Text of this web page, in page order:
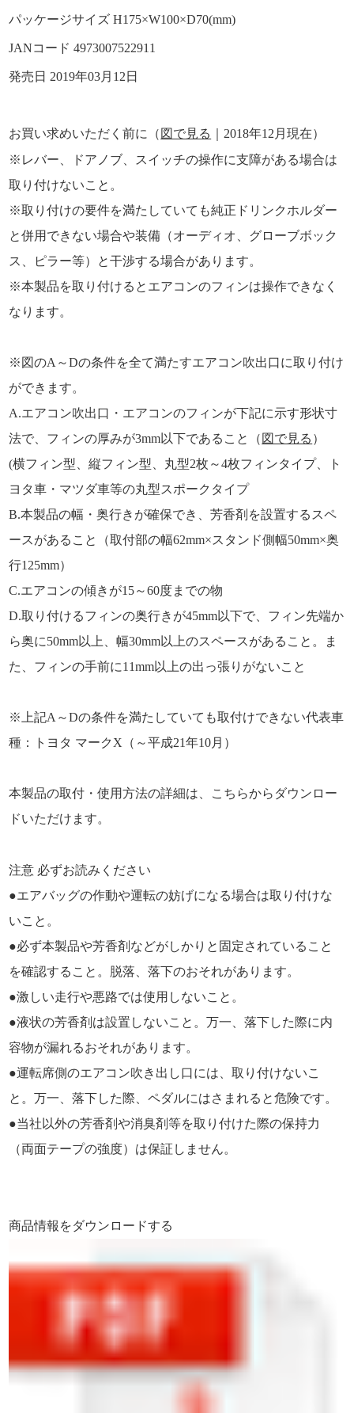
パッケージサイズ H175×W100×D70(mm)
JANコード 4973007522911
発売日 2019年03月12日
お買い求めいただく前に （ 図で見る
｜2018年12月現在）
※レバー、ドアノブ、スイッチの操作に支障がある場合は
取り付けないこと。
※取り付けの要件を満たしていても純正ドリンクホルダー
と併用できない場合や装備（オーディオ、グローブボック
ス、ピラー等）と干渉する場合があります。
※本製品を取り付けるとエアコンのフィンは操作できなく
なります。
※図のA～Dの条件を全て満たすエアコン吹出口に取り付け
ができます。
A.エアコン吹出口・エアコンのフィンが下記に示す形状寸
法で、フィンの厚みが3mm以下であること（ 図で見る ）
(横フィン型、縦フィン型、丸型2枚～4枚フィンタイプ、ト
ヨタ車・マツダ車等の丸型スポークタイプ
B.本製品の幅・奥行きが確保でき、芳香剤を設置するスペ
ースがあること（取付部の幅62mm×スタンド側幅50mm×奥
行125mm）
C.エアコンの傾きが15～60度までの物
D.取り付けるフィンの奥行きが45mm以下で、フィン先端か
ら奥に50mm以上、幅30mm以上のスペースがあること。ま
た、フィンの手前に11mm以上の出っ張りがないこと
※上記A～Dの条件を満たしていても取付けできない代表車
種：トヨタ マークX（～平成21年10月）
本製品の取付・使用方法の詳細は、こちらからダウンロー
ドいただけます。
注意 必ずお読みください
●エアバッグの作動や運転の妨げになる場合は取り付けな
いこと。
●必ず本製品や芳香剤などがしかりと固定されていること
を確認すること。脱落、落下のおそれがあります。
●激しい走行や悪路では使用しないこと。
●液状の芳香剤は設置しないこと。万一、落下した際に内
容物が漏れるおそれがあります。
●運転席側のエアコン吹き出し口には、取り付けないこ
と。万一、落下した際、ペダルにはさまれると危険です。
●当社以外の芳香剤や消臭剤等を取り付けた際の保持力
（両面テープの強度）は保証しません。
商品情報をダウンロードする